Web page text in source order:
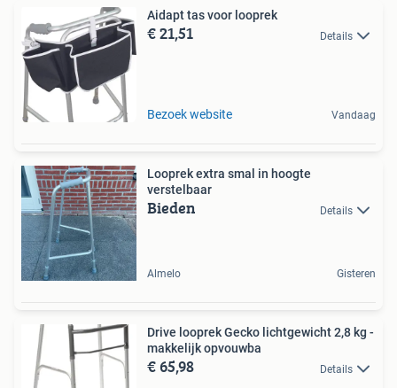
Aidapt tas voor looprek
€ 21,51 Details
Bezoek website Vandaag
Looprek extra smal in hoogte
verstelbaar
Bieden Details
Almelo Gisteren
Drive looprek Gecko lichtgewicht 2,8 kg -
makkelijk opvouwba
€ 65,98 Details